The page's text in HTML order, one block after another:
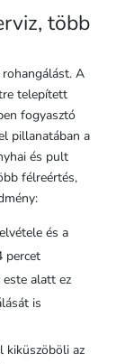
több
rohangálást. A
telepített
fogyasztó
pillanatában a
és pult
félreértés,
és a
percet
alatt ez
is
az